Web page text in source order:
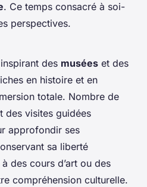
. Ce temps consacré à soi-
perspectives.
des musées et des
en histoire et en
totale. Nombre de
des visites guidées
approfondir ses
sa liberté
des cours d’art ou des
compréhension culturelle.